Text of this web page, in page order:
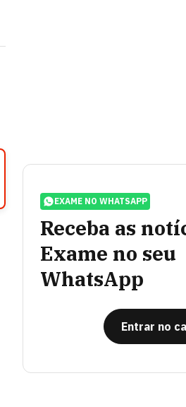
EXAME NO WHATSAPP
Receba as
Exame no seu
WhatsApp
Entrar no